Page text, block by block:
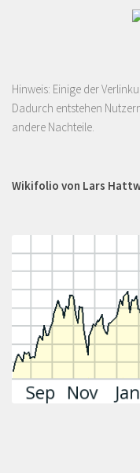
Hinweis: Einige der
Dadurch entstehen
andere Nachteile.
Wikifolio von Lars